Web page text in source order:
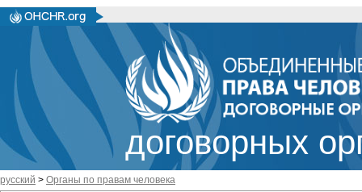
договорных
русский > Органы по правам человека